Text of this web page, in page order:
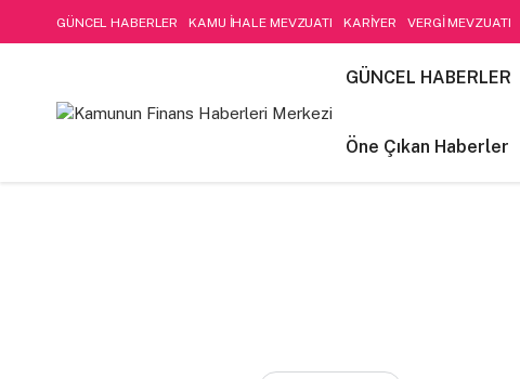
GÜNCEL HABERLER KAMU İHALE MEVZUATI KARİYER VERGİ MEVZUATI
LIFE STYLE Kamu Mali Yönetim
FİNANSAL MUHASEBE-DENETİM
GÜNCEL HABERLER
Öne Çıkan Haberler